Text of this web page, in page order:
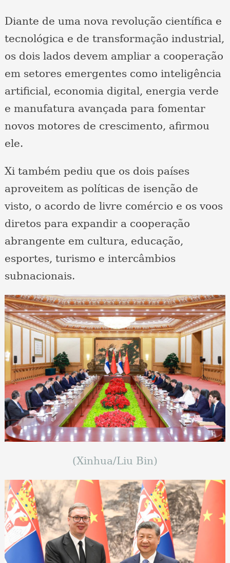
Diante de uma nova revolução científica e
tecnológica e de transformação industrial,
os dois lados devem ampliar a cooperação
em setores emergentes como inteligência
artificial, economia digital, energia verde
e manufatura avançada para fomentar
novos motores de crescimento, afirmou
ele.
Xi também pediu que os dois países
aproveitem as políticas de isenção de
visto, o acordo de livre comércio e os voos
diretos para expandir a cooperação
abrangente em cultura, educação,
esportes, turismo e intercâmbios
subnacionais.
(Xinhua/Liu Bin)